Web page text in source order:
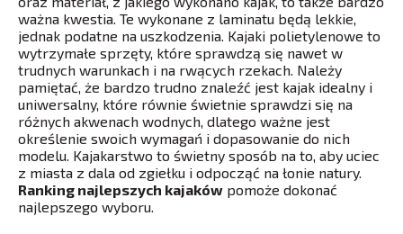
ważna kwestia. Te wykonane z laminatu będą lekkie,
jednak podatne na uszkodzenia. Kajaki polietylenowe to
wytrzymałe sprzęty, które sprawdzą się nawet w
trudnych warunkach i na rwących rzekach. Należy
pamiętać, że bardzo trudno znaleźć jest kajak idealny i
uniwersalny, które równie świetnie sprawdzi się na
różnych akwenach wodnych, dlatego ważne jest
określenie swoich wymagań i dopasowanie do nich
modelu. Kajakarstwo to świetny sposób na to, aby uciec
z miasta z dala od zgiełku i odpocząć na łonie natury.
Ranking najlepszych kajaków pomoże dokonać
najlepszego wyboru.